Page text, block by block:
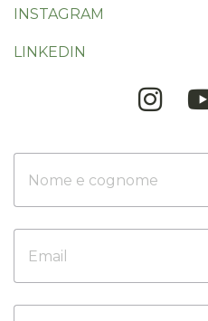
INSTAGRAM
LINKEDIN